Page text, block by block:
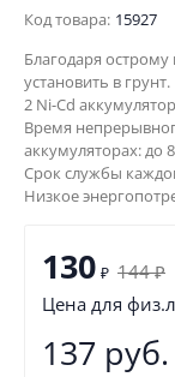
Код товара: 15927
Благодаря
установить в грунт.
2 Ni-Cd
Время
аккумуляторах: до
Срок службы
Низкое
130 ₽ 144 ₽
Цена для
137 руб.